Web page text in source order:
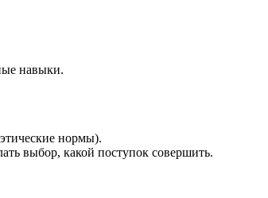
навыки.
нормы).
выбор, какой поступок совершить.